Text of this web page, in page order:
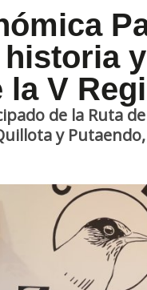
la V
de la Ruta
y